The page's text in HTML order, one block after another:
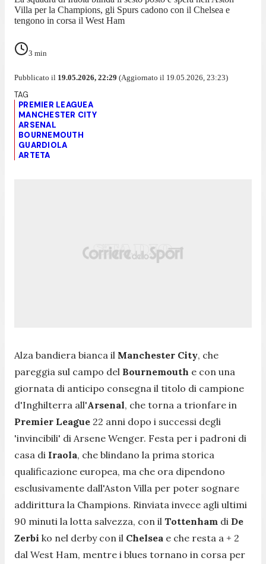
Villa per la Champions, gli Spurs cadono con il Chelsea e
tengono in corsa il West Ham
3 min
Pubblicato il 19.05.2026, 22:29 (Aggiornato il 19.05.2026, 23:23)
PREMIER LEAGUEA
MANCHESTER CITY
ARSENAL
BOURNEMOUTH
GUARDIOLA
ARTETA
Alza bandiera bianca il Manchester City, che
pareggia sul campo del Bournemouth e con una
giornata di anticipo consegna il titolo di campione
d'Inghilterra all'Arsenal, che torna a trionfare in
Premier League 22 anni dopo i successi degli
'invincibili' di Arsene Wenger. Festa per i padroni di
casa di Iraola, che blindano la prima storica
qualificazione europea, ma che ora dipendono
esclusivamente dall'Aston Villa per poter sognare
addirittura la Champions. Rinviata invece agli ultimi
90 minuti la lotta salvezza, con il Tottenham di De
Zerbi ko nel derby con il Chelsea e che resta a + 2
dal West Ham, mentre i blues tornano in corsa per